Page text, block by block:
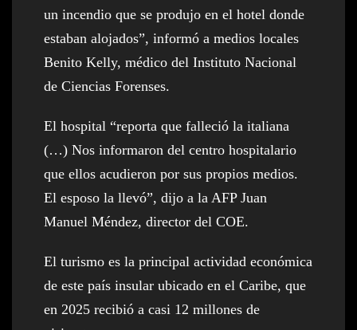
un incendio que se produjo en el hotel donde
estaban alojados”, informó a medios locales
Benito Kelly, médico del Instituto Nacional
de Ciencias Forenses.
El hospital “reporta que falleció la italiana
(…) Nos informaron del centro hospitalario
que ellos acudieron por sus propios medios.
El esposo la llevó”, dijo a la AFP Juan
Manuel Méndez, director del COE.
El turismo es la principal actividad económica
de este país insular ubicado en el Caribe, que
en 2025 recibió a casi 12 millones de